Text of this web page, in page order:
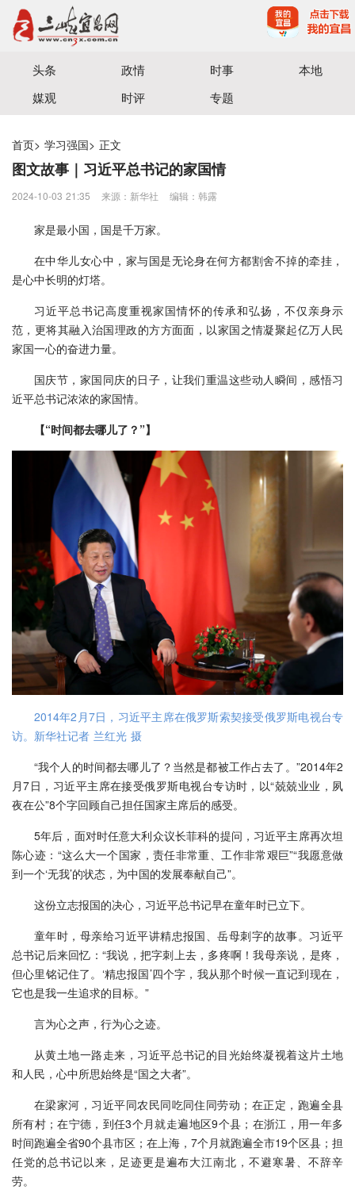
宜昌三峡融媒体中心主办
头条 政情 时事
本地
媒观
时评 专题
首页> 学习强国> 正文
图文故事｜习近平总书记的家国情
2024-10-03 21:35 来源：新华社 编辑：韩露
家是最小国，国是千万家。
在中华儿女心中，家与国是无论身在何方都割舍不掉的牵挂，
是心中长明的灯塔。
习近平总书记高度重视家国情怀的传承和弘扬，不仅亲身示
范，更将其融入治国理政的方方面面，以家国之情凝聚起亿万人民
家国一心的奋进力量。
国庆节，家国同庆的日子，让我们重温这些动人瞬间，感悟习
近平总书记浓浓的家国情。
【“时间都去哪儿了？”】
2014年2月7日，习近平主席在俄罗斯索契接受俄罗斯电视台专
访。新华社记者 兰红光 摄
“我个人的时间都去哪儿了？当然是都被工作占去了。”2014年2
月7日，习近平主席在接受俄罗斯电视台专访时，以“兢兢业业，夙
夜在公”8个字回顾自己担任国家主席后的感受。
5年后，面对时任意大利众议长菲科的提问，习近平主席再次坦
陈心迹：“这么大一个国家，责任非常重、工作非常艰巨”“我愿意做
到一个‘无我’的状态，为中国的发展奉献自己”。
这份立志报国的决心，习近平总书记早在童年时已立下。
童年时，母亲给习近平讲精忠报国、岳母刺字的故事。习近平
总书记后来回忆：“我说，把字刺上去，多疼啊！我母亲说，是疼，
但心里铭记住了。‘精忠报国’四个字，我从那个时候一直记到现在，
它也是我一生追求的目标。”
言为心之声，行为心之迹。
从黄土地一路走来，习近平总书记的目光始终凝视着这片土地
和人民，心中所思始终是“国之大者”。
在梁家河，习近平同农民同吃同住同劳动；在正定，跑遍全县
所有村；在宁德，到任3个月就走遍地区9个县；在浙江，用一年多
时间跑遍全省90个县市区；在上海，7个月就跑遍全市19个区县；担
任党的总书记以来，足迹更是遍布大江南北，不避寒暑、不辞辛
劳。